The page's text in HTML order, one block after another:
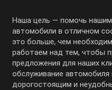
Наша цель — помочь
автомобили в отличном
это больше, чем
работаем над тем, чтобы
предложения для наших
обслуживание
дорогостоящим и